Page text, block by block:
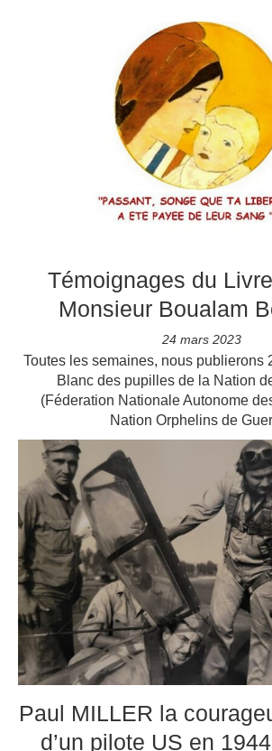
Témoignages du
Monsieur Boualam
24 mars 2023
Toutes les semaines, nous publierons
Blanc des pupilles de la Nation
(Féderation Nationale Autonome
Nation Orphelins de
Paul MILLER la
d’un pilote US en